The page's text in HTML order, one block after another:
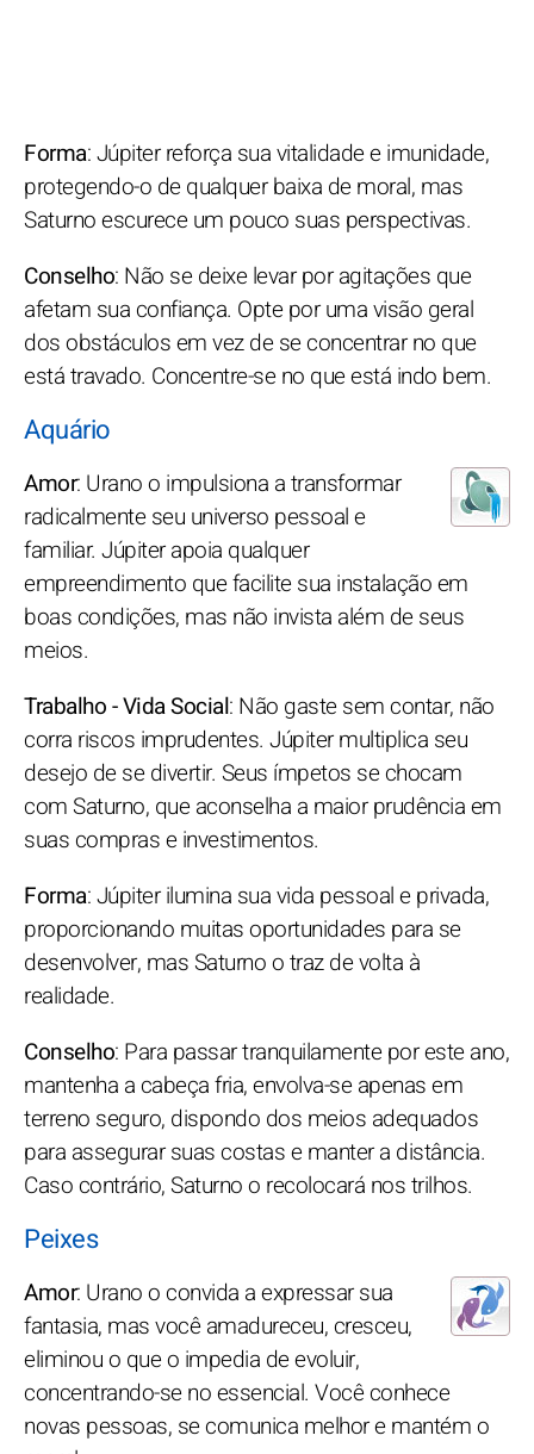
Forma: Júpiter reforça sua vitalidade e imunidade,
protegendo-o de qualquer baixa de moral, mas
Saturno escurece um pouco suas perspectivas.
Conselho: Não se deixe levar por agitações que
afetam sua confiança. Opte por uma visão geral
dos obstáculos em vez de se concentrar no que
está travado. Concentre-se no que está indo bem.
Aquário
Amor: Urano o impulsiona a transformar
radicalmente seu universo pessoal e
familiar. Júpiter apoia qualquer
empreendimento que facilite sua instalação em
boas condições, mas não invista além de seus
meios.
Trabalho - Vida Social: Não gaste sem contar, não
corra riscos imprudentes. Júpiter multiplica seu
desejo de se divertir. Seus ímpetos se chocam
com Saturno, que aconselha a maior prudência em
suas compras e investimentos.
Forma: Júpiter ilumina sua vida pessoal e privada,
proporcionando muitas oportunidades para se
desenvolver, mas Saturno o traz de volta à
realidade.
Conselho: Para passar tranquilamente por este ano,
mantenha a cabeça fria, envolva-se apenas em
terreno seguro, dispondo dos meios adequados
para assegurar suas costas e manter a distância.
Caso contrário, Saturno o recolocará nos trilhos.
Peixes
Amor: Urano o convida a expressar sua
fantasia, mas você amadureceu, cresceu,
eliminou o que o impedia de evoluir,
concentrando-se no essencial. Você conhece
novas pessoas, se comunica melhor e mantém o